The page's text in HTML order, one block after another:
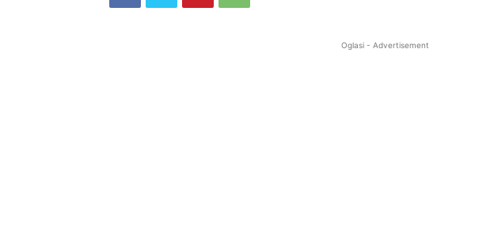
Oglasi - Advertisement